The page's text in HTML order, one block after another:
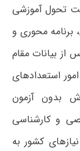
تحول آموزشی
برنامه محوری و
بیانات مقام
استعدادهای
بدون آزمون
و کارشناسی
کشور به